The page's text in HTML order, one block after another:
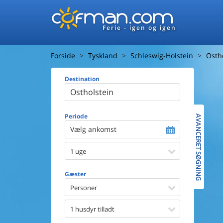
Ferie - igen og igen
Forside Tyskland Schleswig-Holstein
Destination
Periode
Vælg ankomst
1 uge
Gæster
Personer
1 husdyr tilladt
Afstand til
Udsigt til
Faciliteter
Spa
AVANCERET SØGNING